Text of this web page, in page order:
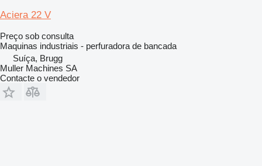
Aciera 22 V
Preço sob consulta
Maquinas industriais - perfuradora de bancada
Suíça, Brugg
Muller Machines SA
Contacte o vendedor